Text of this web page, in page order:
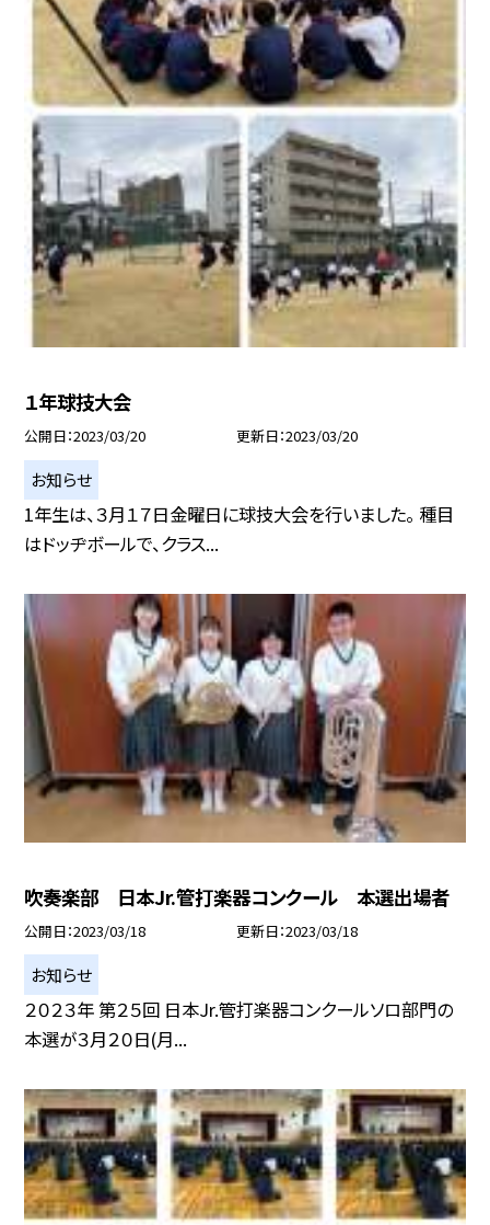
１年球技大会
公開日 2023/03/20 更新日 2023/03/20
お知らせ
1年生は、３月１７日金曜日に球技大会を行いました。 種目
はドッヂボールで、クラス...
吹奏楽部 日本Jr.管打楽器コンクール 本選出場者
公開日 2023/03/18 更新日 2023/03/18
お知らせ
２０２３年 第２５回 日本Jr.管打楽器コンクールソロ部門の
本選が３月２０日(月...